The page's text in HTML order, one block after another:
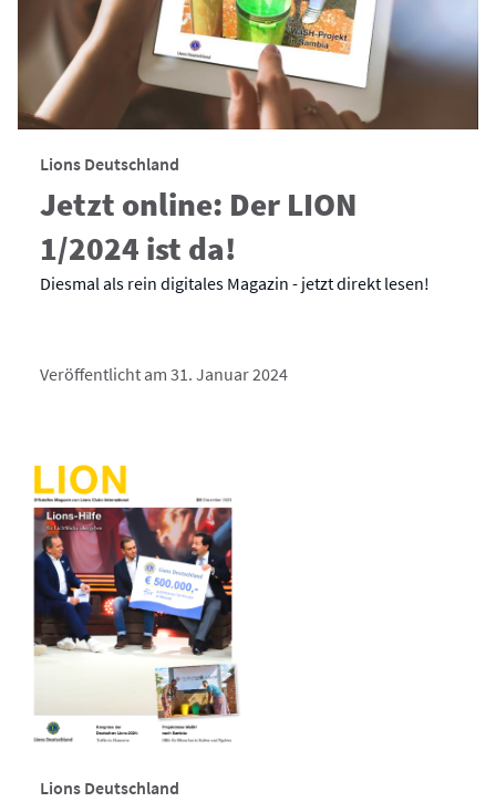
Lions Deutschland
Jetzt online: Der LION
1/2024 ist da!
Diesmal als rein digitales Magazin - jetzt direkt lesen!
Veröffentlicht am 31. Januar 2024
Lions Deutschland